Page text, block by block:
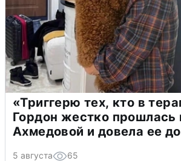
«Триггерю тех, кто в
Гордон жестко прошлась
Ахмедовой и довела ее
5 августа 65